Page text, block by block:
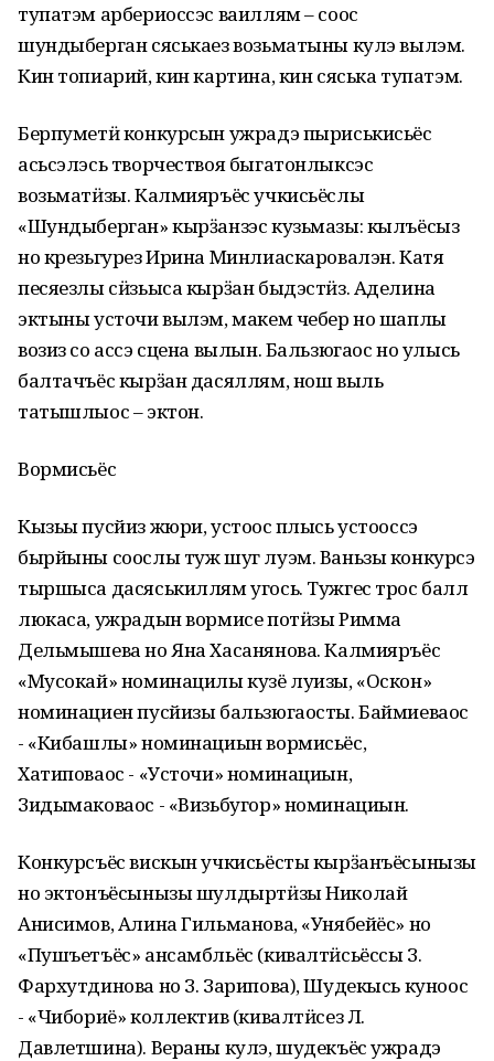
тупатэм арбериоссэс ваиллям – соос
шундыберган сяськаез возьматыны кулэ вылэм.
Кин топиарий, кин картина, кин сяська тупатэм.
Берпуметӥ конкурсын ужрадэ пыриськисьёс
асьсэлэсь творчествоя быгатонлыксэс
возьматӥзы. Калмияръёс учкисьёслы
«Шундыберган» кырӟанзэс кузьмазы: кылъёсыз
но крезьгурез Ирина Минлиаскаровалэн. Катя
песяезлы сӥзьыса кырӟан быдэстӥз. Аделина
эктыны усточи вылэм, макем чебер но шаплы
возиз со ассэ сцена вылын. Бальзюгаос но улысь
балтачъёс кырӟан дасяллям, нош выль
татышлыос – эктон.
Вормисьёс
Кызьы пусйиз жюри, устоос пӧлысь устооссэ
бырйыны соослы туж шуг луэм. Ваньзы конкурсэ
тыршыса дасяськиллям угось. Тужгес трос балл
люкаса, ужрадын вормисе потӥзы Римма
Дельмышева но Яна Хасанянова. Калмияръёс
«Мусокай» номинацилы кузё луизы, «Оскон»
номинациен пусйизы бальзюгаосты. Баймиеваос
- «Кибашлы» номинациын вормисьёс,
Хатиповаос - «Усточи» номинациын,
Зидымаковаос - «Визьбугор» номинациын.
Конкурсъёс вискын учкисьёсты кырӟанъёсынызы
но эктонъёсынызы шулдыртӥзы Николай
Анисимов, Алина Гильманова, «Унябейёс» но
«Пушъетъёс» ансамбльёс (кивалтӥсьёссы З.
Фархутдинова но З. Зарипова), Шудекысь куноос
- «Чибориё» коллектив (кивалтӥсез Л.
Давлетшина). Вераны кулэ, шудекъёс ужрадэ